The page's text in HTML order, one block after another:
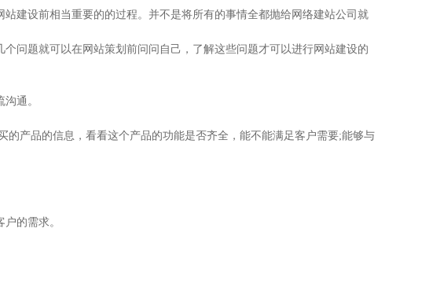
建设前相当重要的的过程。并不是将所有的事情全都抛给网络建站公司就
问题就可以在网站策划前问问自己，了解这些问题才可以进行网站建设的
通。
产品的信息，看看这个产品的功能是否齐全，能不能满足客户需要;能够与
的需求。